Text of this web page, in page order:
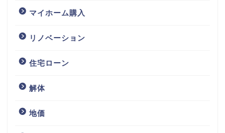
マイホーム購入
リノベーション
住宅ローン
解体
地価